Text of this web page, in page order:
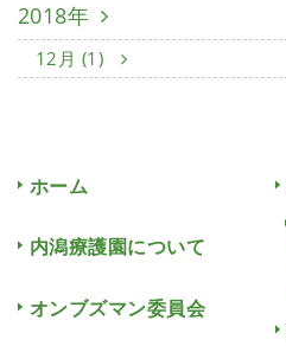
2018年
12月 (1)
ホーム
内潟療護園について
オンブズマン委員会